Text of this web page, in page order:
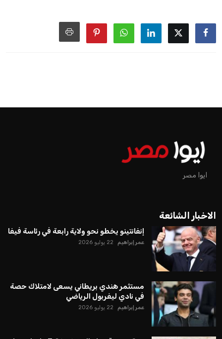
ايوا مصر
الاخبار الشائعة
إنفانتينو يخطو نحو ولاية رابعة في رئاسة فيفا
عمر إبراهيم 22 يوليو 2026
مستثمر هندي بريطاني يسعى لامتلاك حصة
في نادي ليفربول الرياضي
عمر إبراهيم 22 يوليو 2026